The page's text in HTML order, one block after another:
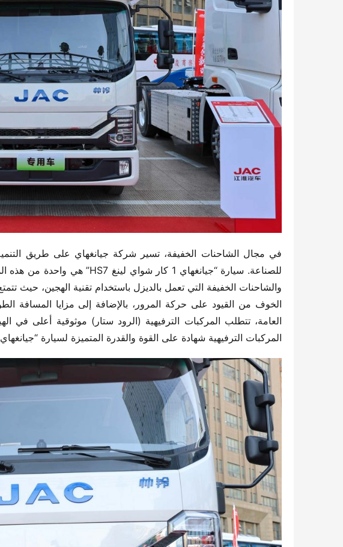
المركبات الترفيهية شهادة على القوة والقدرة المتميزة لسيارة “جيانغهاي 1 كار شواي لينغ HS7”.